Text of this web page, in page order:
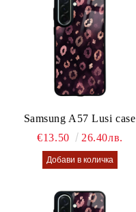
Samsung A57 Lusi case
€13.50
26.40лв.